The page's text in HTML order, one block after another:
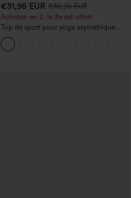
€31,95 EUR €35,95 EUR
Achetez-en 2, le 3e est offert
Top de sport pour yoga asymétrique
(une épaule) à manches longues avec
ouverture pour le pouce, ourlet arrondi
haut-bas, séchage rapide, soutien-gorge